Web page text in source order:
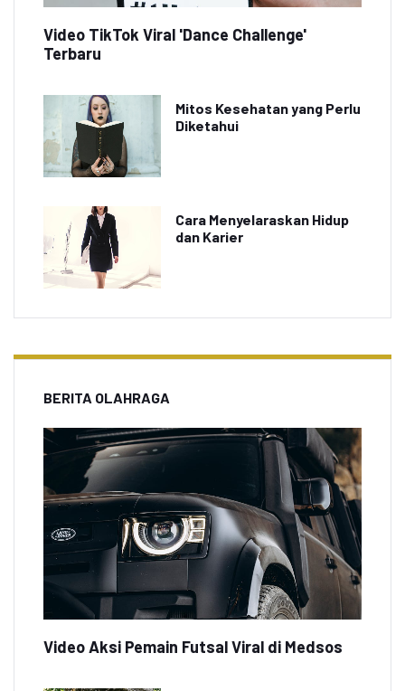
Video TikTok Viral 'Dance Challenge'
Terbaru
Mitos Kesehatan yang Perlu
Diketahui
Cara Menyelaraskan Hidup
dan Karier
BERITA OLAHRAGA
Video Aksi Pemain Futsal Viral di Medsos